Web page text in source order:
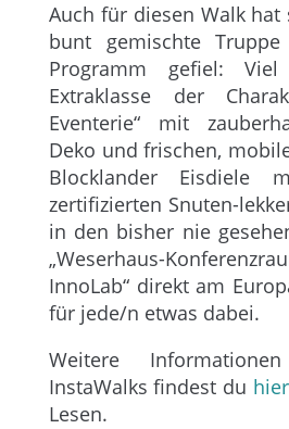
Auch für diesen Walk
bunt gemischte
Programm gefiel:
Extraklasse der
Eventerie“ mit
Deko und frischen,
Blocklander Eisdiele
zertifizierten Snuten-
in den bisher nie
„Weserhaus-
InnoLab“ direkt am
für jede/n etwas dabei.
Weitere
InstaWalks findest du hier
Lesen.